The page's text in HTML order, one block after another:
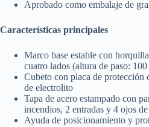
Aprobado como embalaje de
Características principales
Marco base estable con
cuatro lados (altura de paso:
Cubeto con placa de protección
de electrolito
Tapa de acero estampado con
incendios, 2 entradas y 4 ojos
Ayuda de posicionamiento y